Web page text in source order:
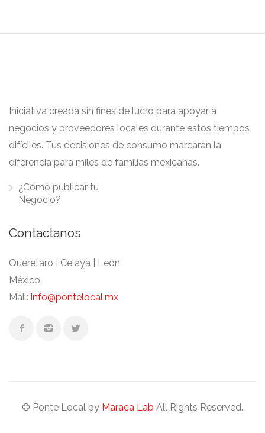
Iniciativa creada sin fines de lucro para apoyar a
negocios y proveedores locales durante estos tiempos
difíciles. Tus decisiones de consumo marcaran la
diferencia para miles de familias mexicanas.
¿Cómo publicar tu
Negocio?
Contactanos
Queretaro | Celaya | León
México
Mail: info@pontelocal.mx
© Ponte Local by Maraca Lab All Rights Reserved.